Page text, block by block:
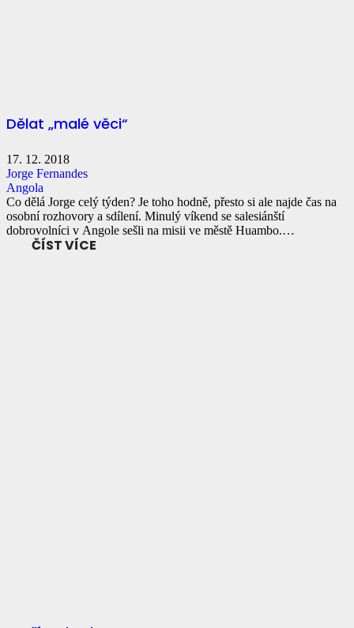
Dělat „malé věci“
17. 12. 2018
Jorge Fernandes
Angola
Co dělá Jorge celý týden? Je toho hodně, přesto si ale najde čas na
osobní rozhovory a sdílení. Minulý víkend se salesiánští
dobrovolníci v Angole sešli na misii ve městě Huambo.…
ČÍST VÍCE